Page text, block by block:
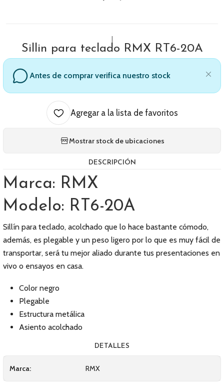
Sillin para teclado RMX RT6-20A
Antes de comprar verifica nuestro stock
Agregar a la lista de favoritos
Mostrar stock de ubicaciones
DESCRIPCIÓN
Marca: RMX
Modelo: RT6-20A
Sillín para teclado, acolchado que lo hace bastante cómodo,
además, es plegable y un peso ligero por lo que es muy fácil de
transportar, será tu mejor aliado durante tus presentaciones en
vivo o ensayos en casa.
Color negro
Plegable
Estructura metálica
Asiento acolchado
DETALLES
Marca: RMX